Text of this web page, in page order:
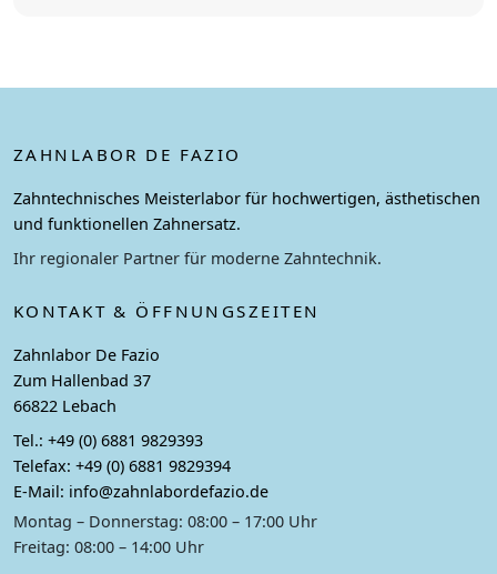
ZAHNLABOR DE FAZIO
Zahntechnisches Meisterlabor für hochwertigen, ästhetischen
und funktionellen Zahnersatz.
Ihr regionaler Partner für moderne Zahntechnik.
KONTAKT & ÖFFNUNGSZEITEN
Zahnlabor De Fazio
Zum Hallenbad 37
66822 Lebach
Tel.: +49 (0) 6881 9829393
Telefax: +49 (0) 6881 9829394
E-Mail: info@zahnlabordefazio.de
Montag – Donnerstag: 08:00 – 17:00 Uhr
Freitag: 08:00 – 14:00 Uhr